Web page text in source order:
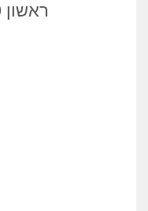
ראשון 9 אוגוסט 2026